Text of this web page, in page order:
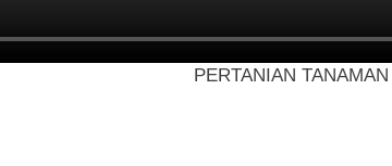
PERTANIAN